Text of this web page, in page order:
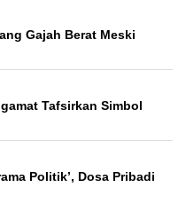
Gajah Berat Meski
Tafsirkan Simbol
Politik’, Dosa Pribadi